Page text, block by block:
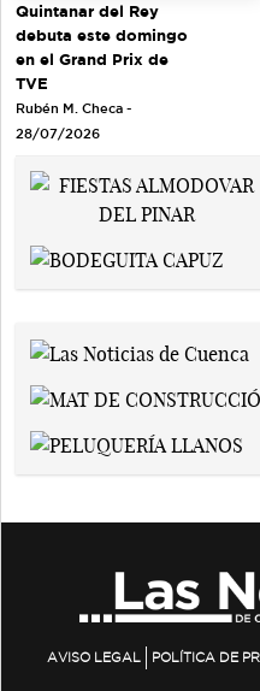
Quintanar del Rey
debuta este domingo
en el Grand Prix de
TVE
Rubén M. Checa -
28/07/2026
AVISO LEGAL POLÍTICA DE